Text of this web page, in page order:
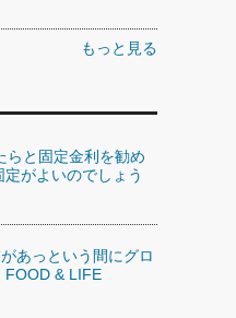
もっと見る
らと固定金利を勧め
がよいのでしょう
あっという間にグロ
FOOD & LIFE